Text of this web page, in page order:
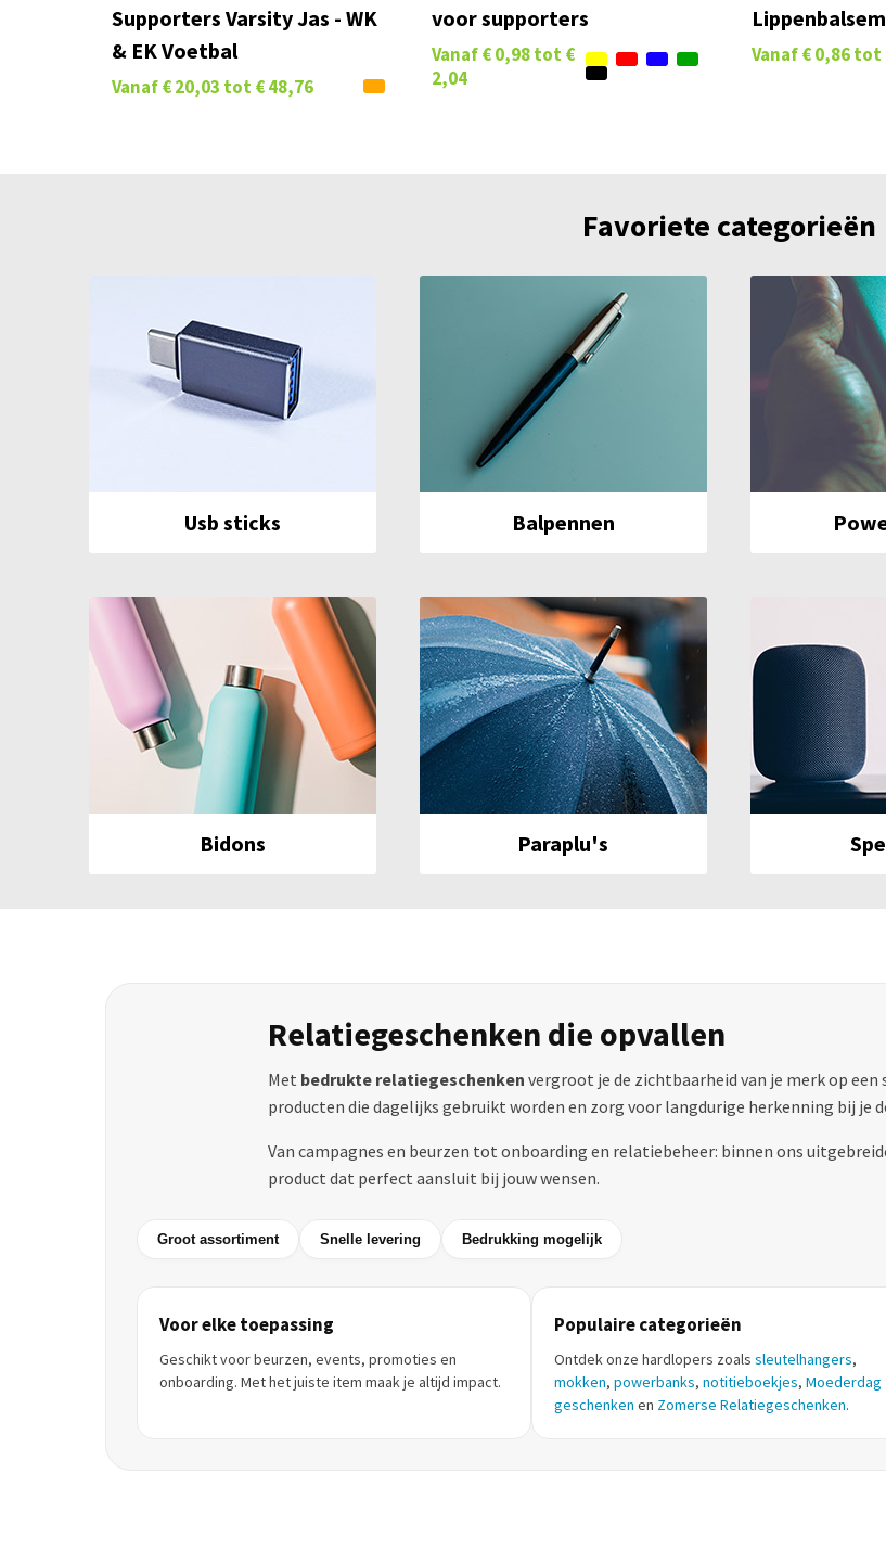
Supporters Varsity Jas - WK
& EK Voetbal
Vanaf € 20,03 tot€ 48,76
voor supporters
Vanaf€ 0,98tot€
2,04
Vanaf€ 0,86tot
Favoriete categorieën
Usb sticks Balpennen
Bidons Paraplu's
Relatiegeschenken die opvallen
Met bedrukte relatiegeschenken vergroot je de zichtbaarheid van je merk op
producten die dagelijks gebruikt worden en zorg voor langdurige herkenning bij je
Van campagnes en beurzen tot onboarding en relatiebeheer: binnen ons
product dat perfect aansluit bij jouw wensen.
Groot assortiment Snelle levering Bedrukking mogelijk
Voor elke toepassing
Geschikt voor beurzen, events, promoties en
onboarding. Met het juiste item maak je altijd impact.
Populaire categorieën
Ontdek onze hardlopers zoals sleutelhangers,
mokken, powerbanks, notitieboekjes, Moederdag
geschenken en Zomerse Relatiegeschenken.